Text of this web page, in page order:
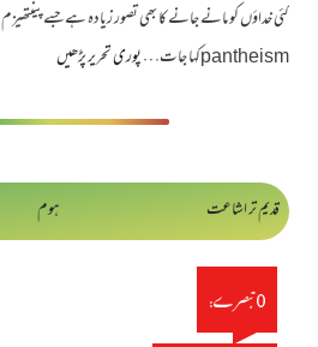
کئی خداؤں کو مانے جانے کا بھی تصور زیادہ ہے جسے پینتھیزم
pantheismکہا جات…
پوری تحریر پڑھیں
قدیم تر اشاعت ہوم
0 تبصرے: